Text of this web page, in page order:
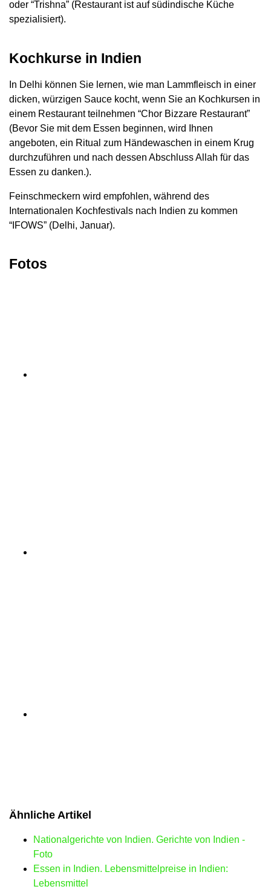
oder “Trishna” (Restaurant ist auf südindische Küche
spezialisiert).
Kochkurse in Indien
In Delhi können Sie lernen, wie man Lammfleisch in einer
dicken, würzigen Sauce kocht, wenn Sie an Kochkursen in
einem Restaurant teilnehmen “Chor Bizzare Restaurant”
(Bevor Sie mit dem Essen beginnen, wird Ihnen
angeboten, ein Ritual zum Händewaschen in einem Krug
durchzuführen und nach dessen Abschluss Allah für das
Essen zu danken.).
Feinschmeckern wird empfohlen, während des
Internationalen Kochfestivals nach Indien zu kommen
“IFOWS” (Delhi, Januar).
Fotos
Ähnliche Artikel
Nationalgerichte von Indien. Gerichte von Indien -
Foto
Essen in Indien. Lebensmittelpreise in Indien:
Lebensmittel